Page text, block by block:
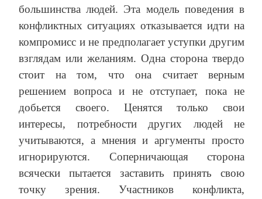
большинства людей. Эта модель поведения в
конфликтных ситуациях отказывается идти на
компромисс и не предполагает уступки другим
взглядам или желаниям. Одна сторона твердо
стоит на том, что она считает верным
решением вопроса и не отступает, пока не
добьется своего. Ценятся только свои
интересы, потребности других людей не
учитываются, а мнения и аргументы просто
игнорируются. Соперничающая сторона
всячески пытается заставить принять свою
точку зрения. Участников конфликта,